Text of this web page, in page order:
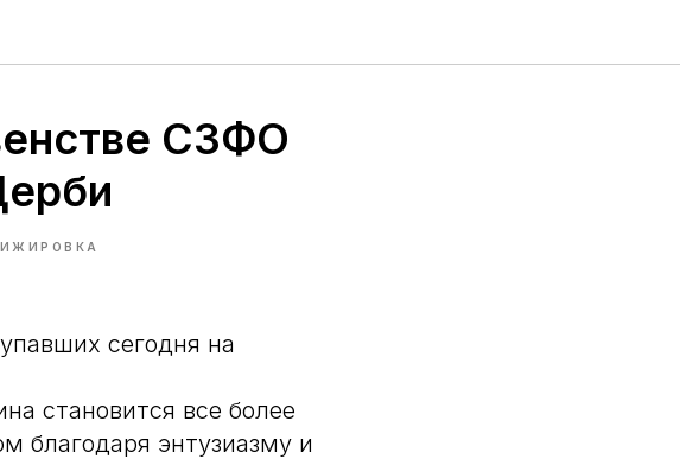
СЗФО
сегодня на
становится все более
благодаря энтузиазму и